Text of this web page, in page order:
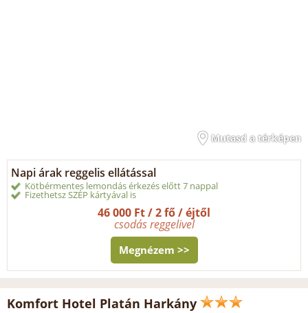
Mutasd a térképen
Napi árak reggelis ellátással
Kötbérmentes lemondás érkezés előtt 7 nappal
Fizethetsz SZÉP kártyával is
46 000 Ft / 2 fő / éjtől
csodás reggelivel
Megnézem >>
Komfort Hotel Platán Harkány